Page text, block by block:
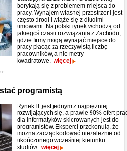
borykają się z problemem miejsca do
pracy. Wynajem własnej przestrzeni jest
często drogi i wiąże się z długimi
umowami. Na polski rynek wchodzą od
jakiegoś czasu rozwiązania z Zachodu,
gdzie firmy mogą wynająć miejsce do
pracy płacąc za rzeczywistą liczbę
pracowników, a nie metry
kwadratowe. więcej
programistą
Rynek IT jest jednym z najprężniej
rozwijających się, a prawie 90% ofert
dla informatyków skierowanych jest do
programistów. Eksperci przekonują, że
można zacząć kodować niezależnie od
ukończonego wcześniej kierunku
studiów. więcej